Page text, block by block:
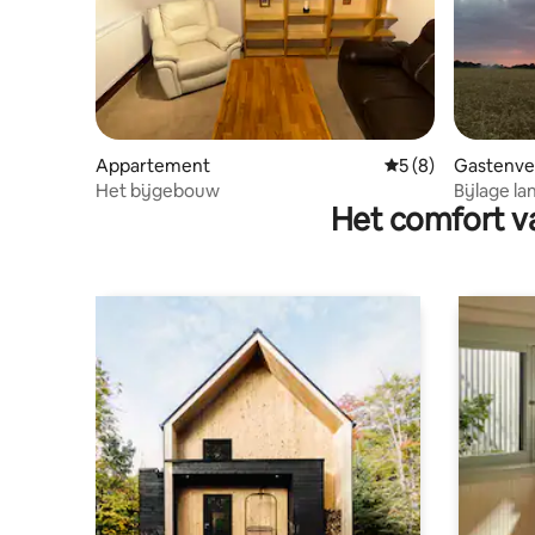
Appartement Gemiddelde
5 (8)
Het bijgebouw
Bijlage
Ferry,
Het comfort